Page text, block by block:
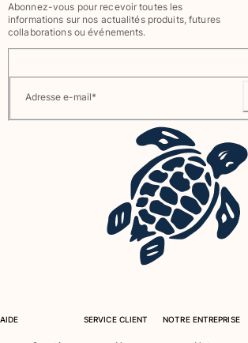
Tous les articles
Accessoires
Casquettes et bobs
Serviettes de plage et paréos
Serviettes de plage
Serviettes de plage fouta
Abonnez-vous pour recevoir toutes les
informations sur nos actualités produits, futures
collaborations ou événements.
Adresse e-mail*
AIDE SERVICE CLIENT NOTRE ENTREPRISE